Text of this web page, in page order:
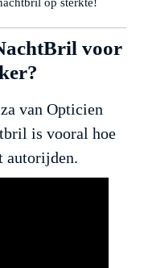
voor
van Opticien
is vooral hoe
autorijden.